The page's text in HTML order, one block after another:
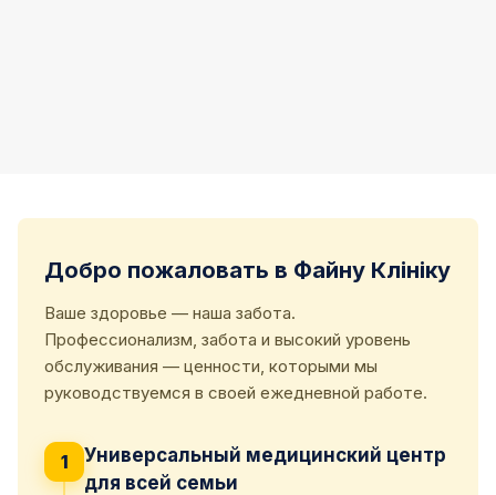
Добро пожаловать в Файну Клініку
Ваше здоровье — наша забота.
Профессионализм, забота и высокий уровень
обслуживания — ценности, которыми мы
руководствуемся в своей ежедневной работе.
1
Универсальный медицинский центр
для всей семьи